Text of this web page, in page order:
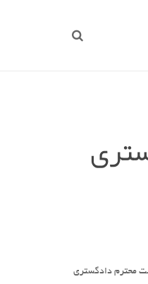
محترم دادگستری